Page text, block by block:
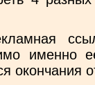
именно
окончания